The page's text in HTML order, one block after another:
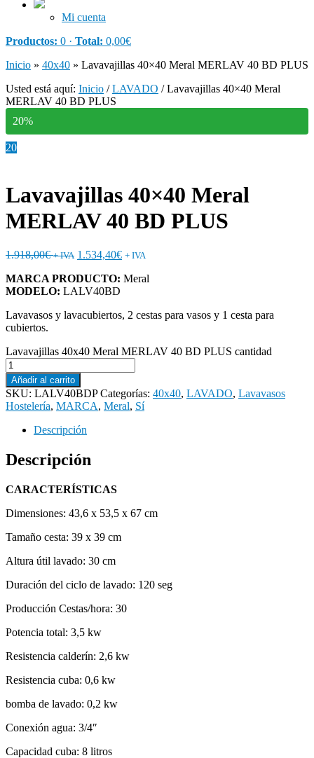
Mi cuenta
Productos: 0 · Total: 0,00€
Inicio » 40x40 » Lavavajillas 40×40 Meral MERLAV 40 BD PLUS
Usted está aquí: Inicio / LAVADO /Lavavajillas 40×40 Meral
MERLAV 40 BD PLUS
20%
20
Lavavajillas 40×40 Meral
MERLAV 40 BD PLUS
1.918,00€ + IVA 1.534,40€ + IVA
MARCA PRODUCTO: Meral
MODELO: LALV40BD
Lavavasos y lavacubiertos, 2 cestas para vasos y 1 cesta para
cubiertos.
Lavavajillas 40x40 Meral MERLAV 40 BD PLUS cantidad
Añadir al carrito
SKU: LALV40BDP Categorías: 40x40, LAVADO, Lavavasos
Hostelería, MARCA, Meral, Sí
Descripción
Descripción
CARACTERÍSTICAS
Dimensiones: 43,6 x 53,5 x 67 cm
Tamaño cesta: 39 x 39 cm
Altura útil lavado: 30 cm
Duración del ciclo de lavado: 120 seg
Producción Cestas/hora: 30
Potencia total: 3,5 kw
Resistencia calderín: 2,6 kw
Resistencia cuba: 0,6 kw
bomba de lavado: 0,2 kw
Conexión agua: 3/4″
Capacidad cuba: 8 litros